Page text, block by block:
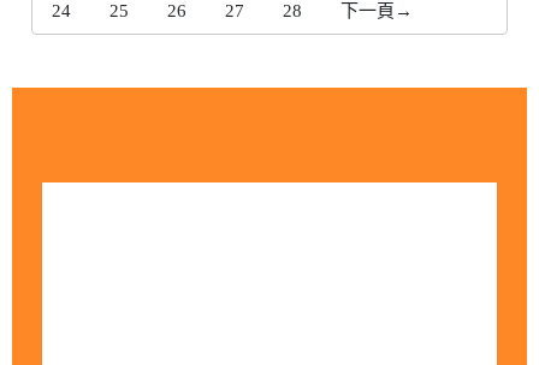
24 25 26 27 28 下一頁→